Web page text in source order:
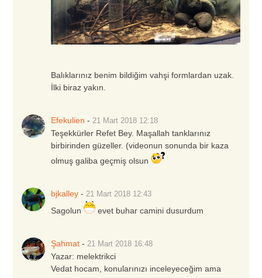
Balıklarınız benim bildiğim vahşi formlardan uzak.
İlki biraz yakın.
Efekulien - 21 Mart 2018 12:18
Teşekkürler Refet Bey. Maşallah tanklarınız
birbirinden güzeller. (videonun sonunda bir kaza
olmuş galiba geçmiş olsun
bjkalley - 21 Mart 2018 12:43
Sagolun evet buhar camini dusurdum
Şahmat - 21 Mart 2018 16:48
Yazar: melektrikci
Vedat hocam, konularınızı inceleyeceğim ama